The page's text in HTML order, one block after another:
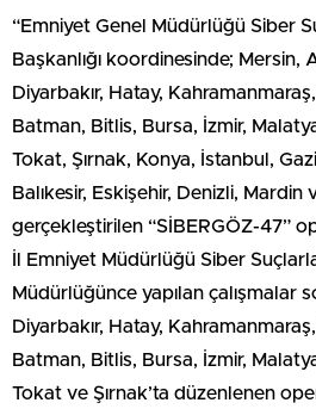
“Emniyet Genel Müdürlüğü Siber
Başkanlığı koordinesinde; Mersin,
Diyarbakır, Hatay,
Batman, Bitlis, Bursa, İzmir,
Tokat, Şırnak, Konya, İstanbul,
Balıkesir, Eskişehir, Denizli, Mardin
gerçekleştirilen “SİBERGÖZ-47”
İl Emniyet Müdürlüğü Siber
Müdürlüğünce yapılan çalışmalar
Diyarbakır, Hatay,
Batman, Bitlis, Bursa, İzmir,
Tokat ve Şırnak’ta düzenlenen